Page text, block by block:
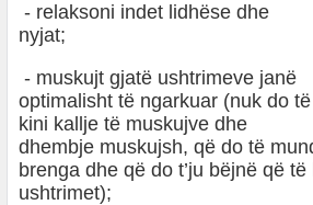
- relaksoni indet lidhëse dhe
nyjat;
- muskujt gjatë ushtrimeve janë
optimalisht të ngarkuar (nuk do të
kini kallje të muskujve dhe
dhembje muskujsh, që do të
brenga dhe që do t’ju bëjnë që
ushtrimet);